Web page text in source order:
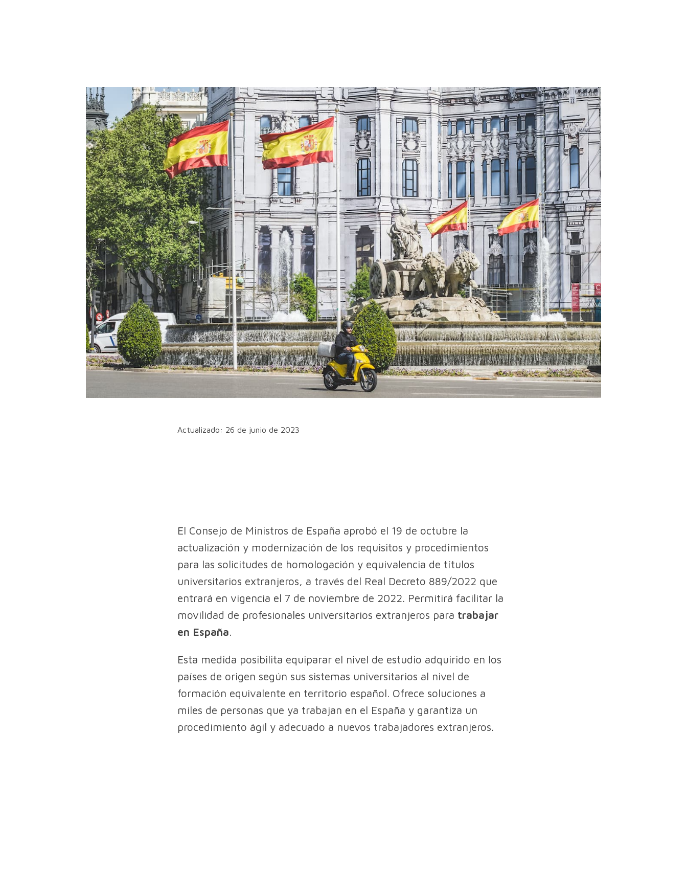
Actualizado: 26 de junio de 2023
El Consejo de Ministros de España aprobó el 19 de octubre la
actualización y modernización de los requisitos y procedimientos
para las solicitudes de homologación y equivalencia de títulos
universitarios extranjeros, a través del Real Decreto 889/2022 que
entrará en vigencia el 7 de noviembre de 2022. Permitirá facilitar la
movilidad de profesionales universitarios extranjeros para trabajar
en España.
Esta medida posibilita equiparar el nivel de estudio adquirido en los
países de origen según sus sistemas universitarios al nivel de
formación equivalente en territorio español. Ofrece soluciones a
miles de personas que ya trabajan en el España y garantiza un
procedimiento ágil y adecuado a nuevos trabajadores extranjeros.